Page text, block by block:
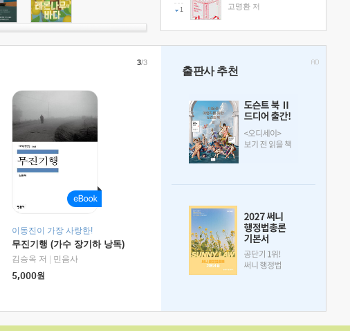
1 고명환 저
이동진이 가장 사랑한!
무진기행 (가수 장기하 낭독)
김승옥 저
민음사
5,000원
3/3
출판사 추천